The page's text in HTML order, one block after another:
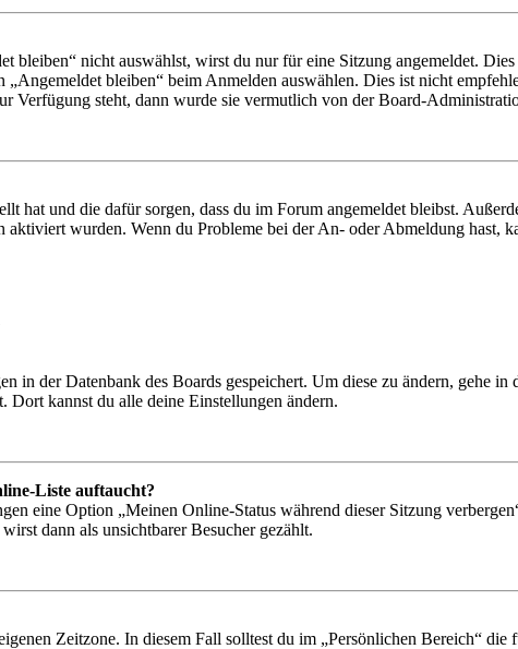
bleiben“ nicht auswählst, wirst du nur für eine Sitzung angemeldet.
bleiben“ beim Anmelden auswählen. Dies ist nicht
Verfügung steht, dann wurde sie vermutlich von der Board-
hat und die dafür sorgen, dass du im Forum angemeldet bleibst.
wurden. Wenn du Probleme bei der An- oder Abmeldung hast,
in der Datenbank des Boards gespeichert. Um diese zu ändern, gehe
Dort kannst du alle deine Einstellungen ändern.
Liste auftaucht?
eine Option „Meinen Online-Status während dieser Sitzung
dann als unsichtbarer Besucher gezählt.
Zeitzone. In diesem Fall solltest du im „Persönlichen Bereich“